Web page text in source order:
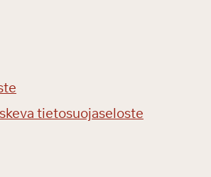
tietosuojaseloste